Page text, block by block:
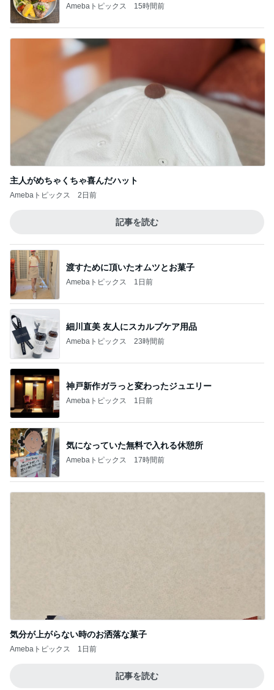
Amebaトピックス 15時間前
主人がめちゃくちゃ喜んだハット
Amebaトピックス 2日前
記事を読む
渡すために頂いたオムツとお菓子
Amebaトピックス 1日前
細川直美 友人にスカルプケア用品
Amebaトピックス 23時間前
神戸新作ガラっと変わったジュエリー
Amebaトピックス 1日前
気になっていた無料で入れる休憩所
Amebaトピックス 17時間前
気分が上がらない時のお洒落な菓子
Amebaトピックス 1日前
記事を読む